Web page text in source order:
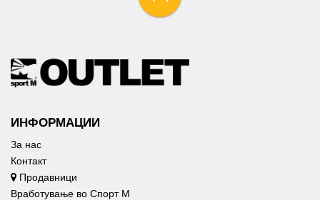
ИНФОРМАЦИИ
За нас
Контакт
Продавници
Вработување во Спорт М